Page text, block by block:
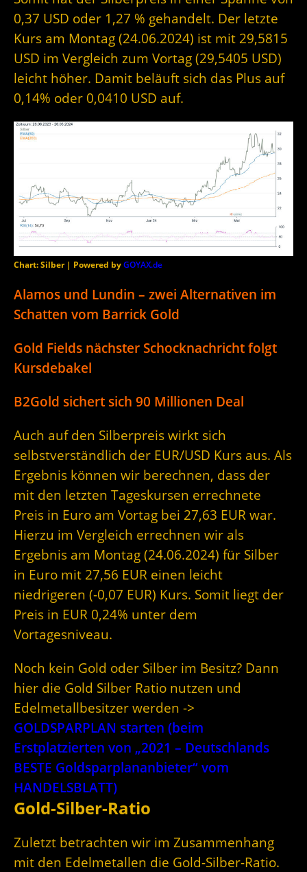
0,37 USD oder 1,27 % gehandelt. Der letzte
Kurs am Montag (24.06.2024) ist mit 29,5815
USD im Vergleich zum Vortag (29,5405 USD)
leicht höher. Damit beläuft sich das Plus auf
0,14% oder 0,0410 USD auf.
Chart: Silber | Powered byGOYAX.de
Alamos und Lundin – zwei Alternativen im
Schatten vom Barrick Gold
Gold Fields nächster Schocknachricht folgt
Kursdebakel
B2Gold sichert sich 90 Millionen Deal
Auch auf den Silberpreis wirkt sich
selbstverständlich der EUR/USD Kurs aus. Als
Ergebnis können wir berechnen, dass der
mit den letzten Tageskursen errechnete
Preis in Euro am Vortag bei 27,63 EUR war.
Hierzu im Vergleich errechnen wir als
Ergebnis am Montag (24.06.2024) für Silber
in Euro mit 27,56 EUR einen leicht
niedrigeren (-0,07 EUR) Kurs. Somit liegt der
Preis in EUR 0,24% unter dem
Vortagesniveau.
Noch kein Gold oder Silber im Besitz? Dann
hier die Gold Silber Ratio nutzen und
Edelmetallbesitzer werden ->
GOLDSPARPLAN starten (beim
Erstplatzierten von „2021 – Deutschlands
BESTE Goldsparplananbieter“ vom
HANDELSBLATT)
Gold-Silber-Ratio
Zuletzt betrachten wir im Zusammenhang
mit den Edelmetallen die Gold-Silber-Ratio.